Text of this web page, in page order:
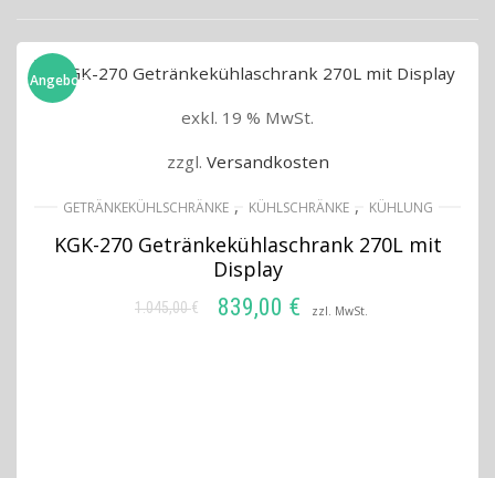
Angebot!
exkl. 19 % MwSt.
zzgl. Versandkosten
GETRÄNKEKÜHLSCHRÄNKE , KÜHLSCHRÄNKE , KÜHLUNG
KGK-270 Getränkekühlaschrank 270L mit
Display
1.045,00€
Ursprünglicher
839,00 €
Aktueller
zzl. MwSt.